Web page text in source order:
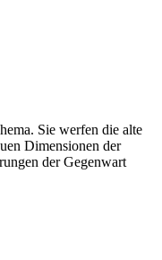
Sie werfen die alte
Dimensionen der
der Gegenwart